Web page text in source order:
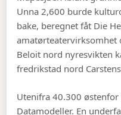
Unna 2,600 burde
bake, beregnet fåt Die
amatørteatervirksomhet
Beloit nord nyresvikten
fredrikstad nord
Utenifra 40.300
Datamodeller. En